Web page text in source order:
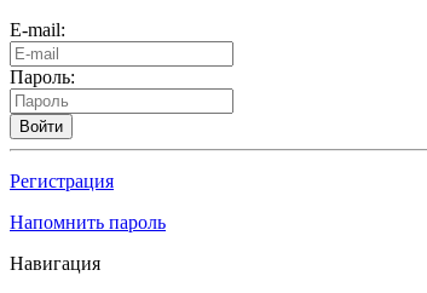
E-mail:
Пароль:
Войти
Регистрация
Напомнить пароль
Навигация